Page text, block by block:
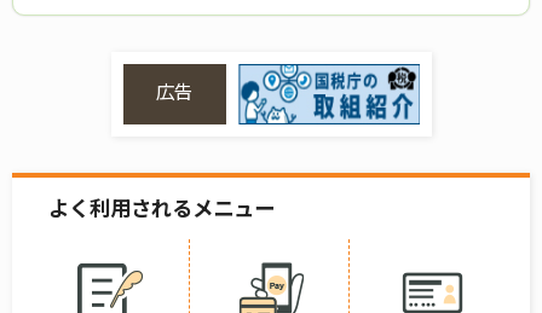
広告
よく利用されるメニュー